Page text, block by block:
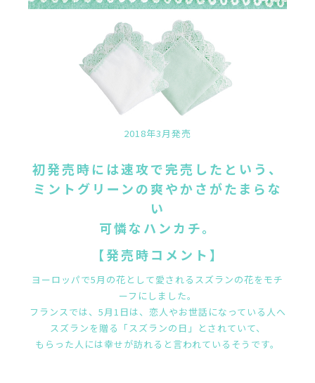
2018年3月発売
初発売時には速攻で完売したという、
ミントグリーンの爽やかさがたまらな
い
可憐なハンカチ。
【発売時コメント】
ヨーロッパで5月の花として愛されるスズランの花をモチ
ーフにしました。
フランスでは、5月1日は、恋人やお世話になっている人へ
スズランを贈る「スズランの日」とされていて、
もらった人には幸せが訪れると言われているそうです。